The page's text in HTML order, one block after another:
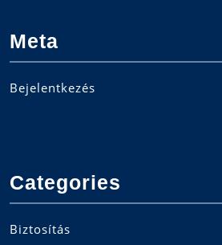
Meta
Bejelentkezés
Categories
Biztosítás